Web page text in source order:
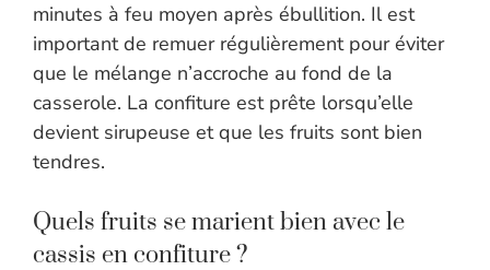
minutes à feu moyen après ébullition. Il est
important de remuer régulièrement pour éviter
que le mélange n’accroche au fond de la
casserole. La confiture est prête lorsqu’elle
devient sirupeuse et que les fruits sont bien
tendres.
Quels fruits se marient bien avec le
cassis en confiture ?